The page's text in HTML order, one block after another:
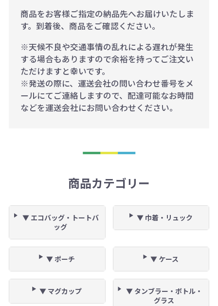
商品をお客様ご指定の納品先へお届けいたしま
す。到着後、商品をご確認ください。
※天候不良や交通事情の乱れによる遅れが発生
する場合もありますので余裕を持ってご注文い
ただけますと幸いです。
※発送の際に、運送会社の問い合わせ番号をメ
ールにてご連絡しますので、配達可能なお時間
などを運送会社にお問い合わせください。
商品カテゴリー
▼ エコバッグ・トートバ
ッグ
▼ 巾着・リュック
▼ ポーチ ▼ ケース
▼ マグカップ
▼ タンブラー・ボトル・
グラス